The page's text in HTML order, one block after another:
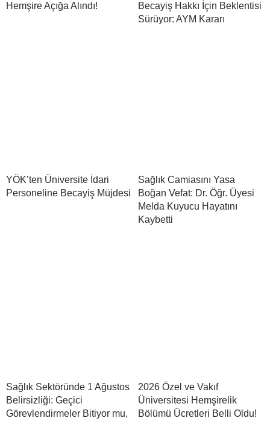
Hemşire Açığa Alındı!
Becayiş Hakkı İçin Beklentisi
Sürüyor: AYM Kararı
YÖK’ten Üniversite İdari
Personeline Becayiş Müjdesi
Sağlık Camiasını Yasa
Boğan Vefat: Dr. Öğr. Üyesi
Melda Kuyucu Hayatını
Kaybetti
Sağlık Sektöründe 1 Ağustos
Belirsizliği: Geçici
Görevlendirmeler Bitiyor mu,
2026 Özel ve Vakıf
Üniversitesi Hemşirelik
Bölümü Ücretleri Belli Oldu!